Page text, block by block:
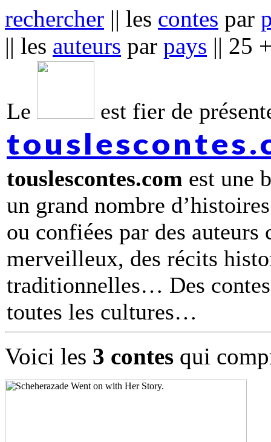
rechercher || les contes par
|| les auteurs par pays || 25
Le est fier de
touslescontes.com est une
un grand nombre
ou confiées par des
merveilleux, des récits
traditionnelles… Des
toutes les cultures
Voici les 3 contes qui